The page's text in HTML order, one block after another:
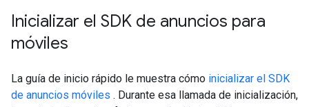
Inicializar el SDK de anuncios para
móviles
La guía de inicio rápido le muestra cómo inicializar el SDK
de anuncios móviles . Durante esa llamada de inicialización,